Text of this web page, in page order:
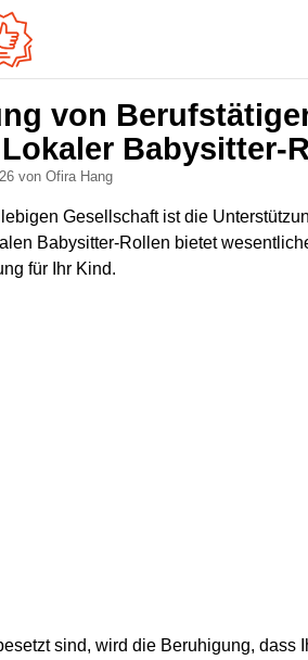
von
Babysitter-
von Ofira Hang
Gesellschaft ist die
Babysitter-Rollen bietet
für Ihr Kind.
sind, wird die Beruhigung, dass